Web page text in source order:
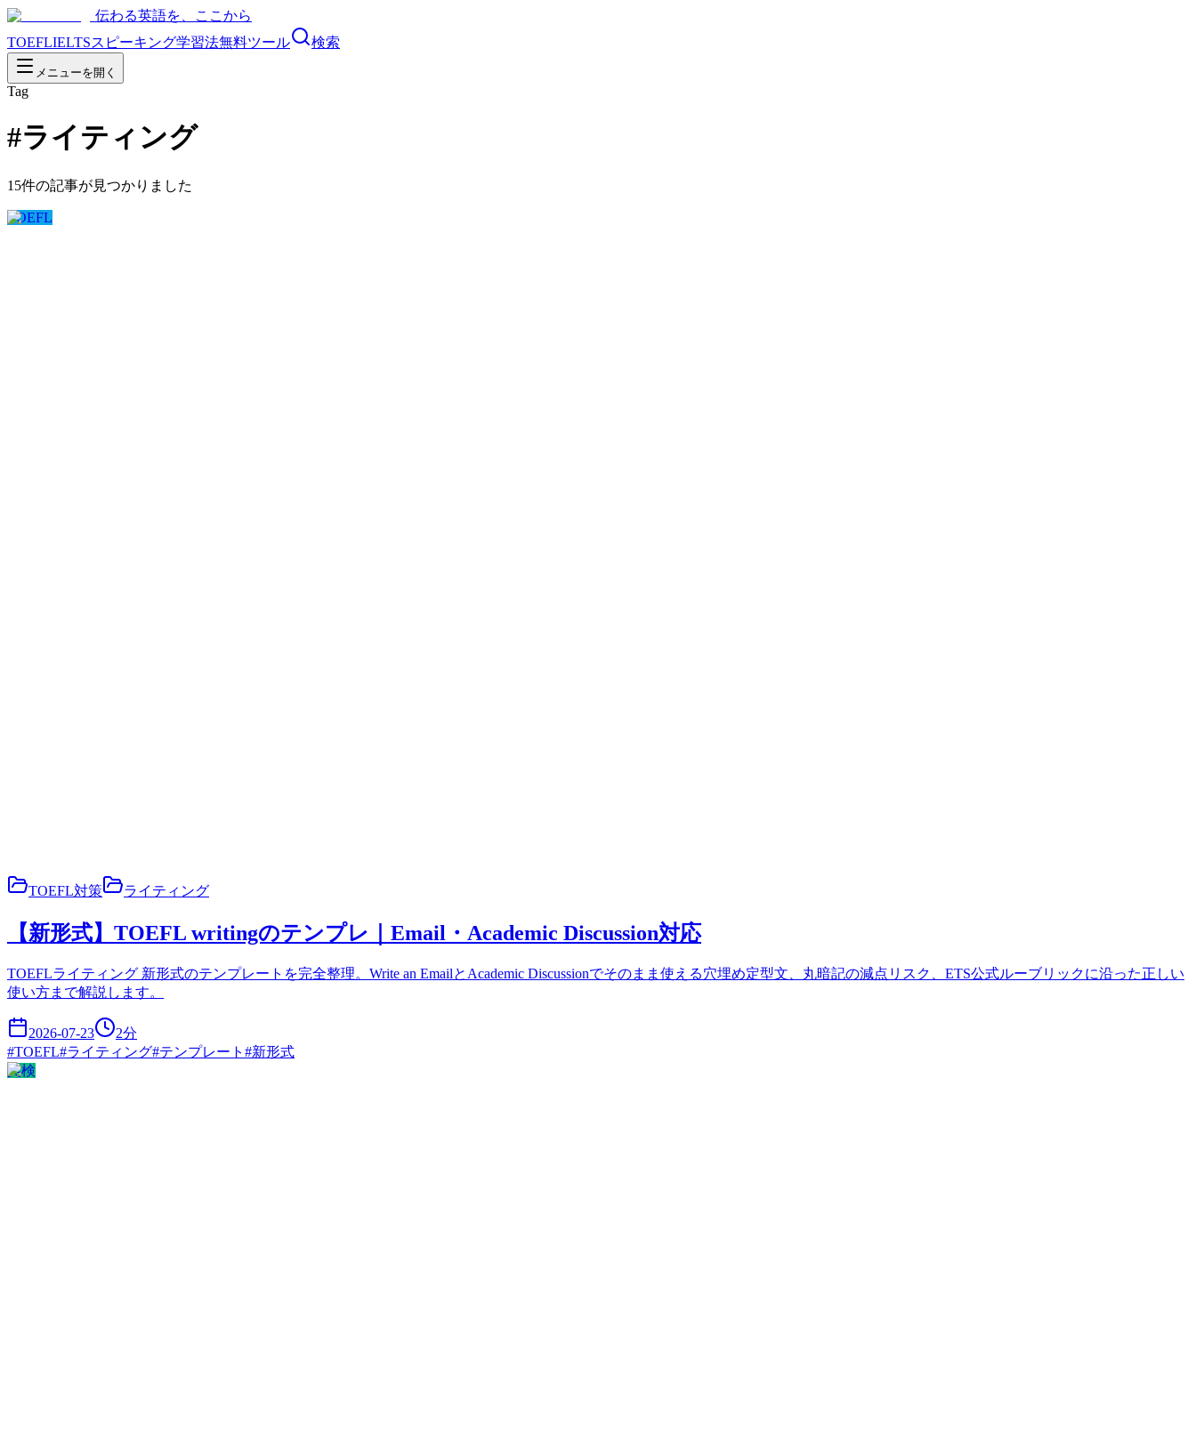
伝わる英語を、ここから
TOEFLIELTSスピーキング学習法無料ツール 検索
メニューを開く
Tag
#ライティング
15件の記事が見つかりました
TOEFL
TOEFL対策 ライティング
【新形式】TOEFL writingのテンプレ｜Email・Academic Discussion対応
TOEFLライティング 新形式のテンプレートを完全整理。Write an EmailとAcademic Discussionでそのまま使える穴埋め定型文、丸暗記の減点リスク、ETS公式ルーブリックに沿った正しい
使い方まで解説します。
2026-07-23 2分
#TOEFL#ライティング#テンプレート #新形式
英検